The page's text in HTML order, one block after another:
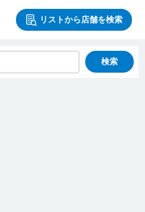
リストから店舗を検索
検索